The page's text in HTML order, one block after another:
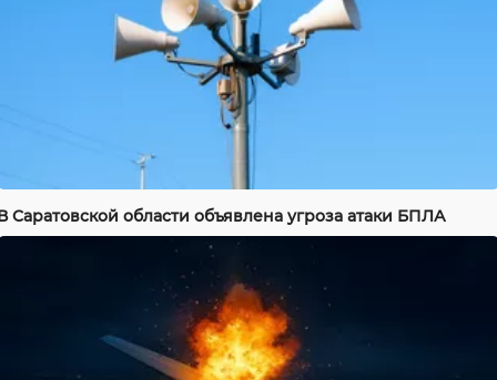
Саратовской области объявлена угроза атаки БПЛА